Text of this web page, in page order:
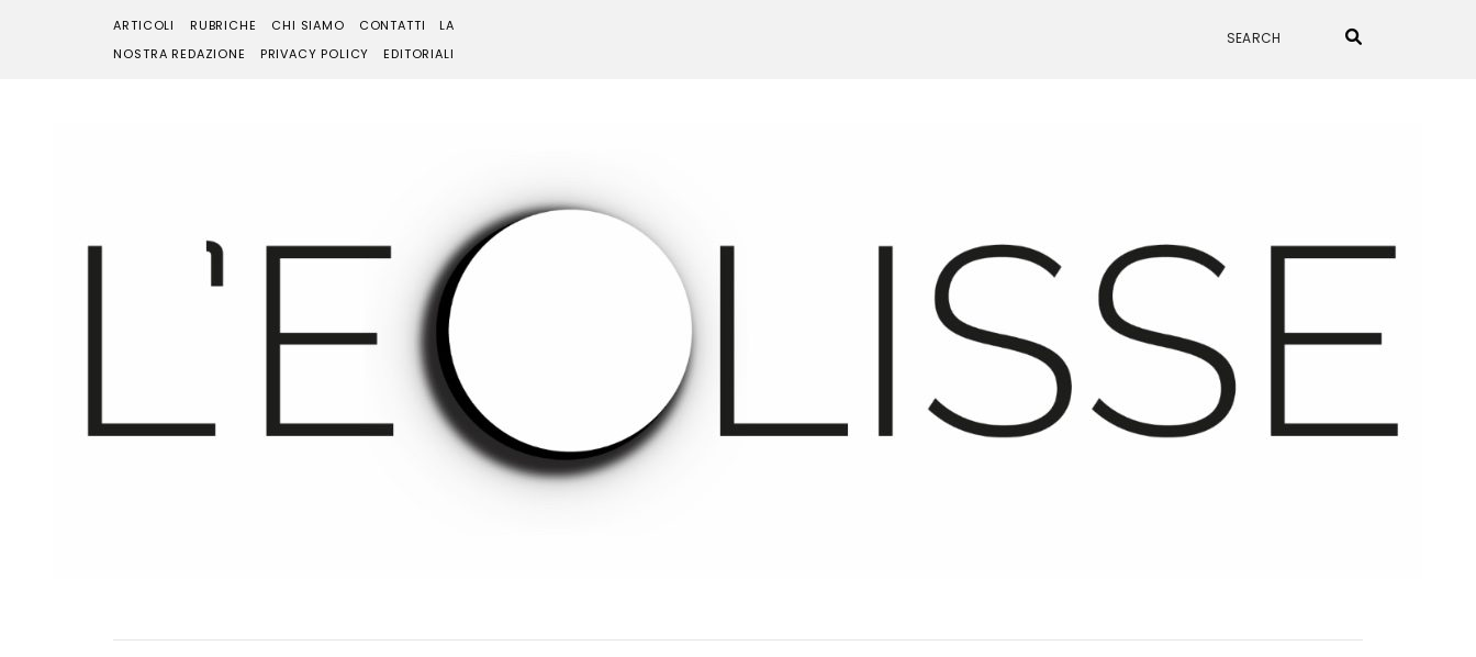
ARTICOLI RUBRICHE CHI SIAMO CONTATTI
LA
NOSTRA REDAZIONE
PRIVACY POLICY EDITORIALI